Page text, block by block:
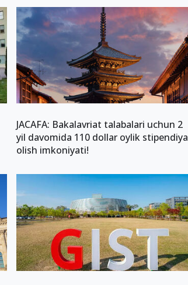
JACAFA: Bakalavriat talabalari uchun 2
yil davomida 110 dollar oylik stipendiya
olish imkoniyati!